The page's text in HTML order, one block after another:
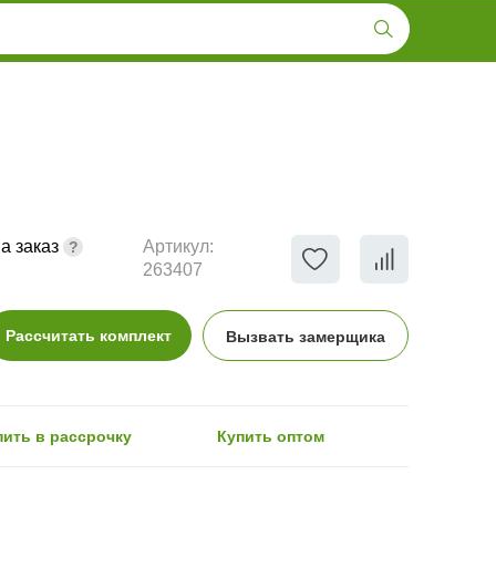
заказ
Артикул:
263407
Рассчитать комплект Вызвать замерщика
в рассрочку Купить оптом